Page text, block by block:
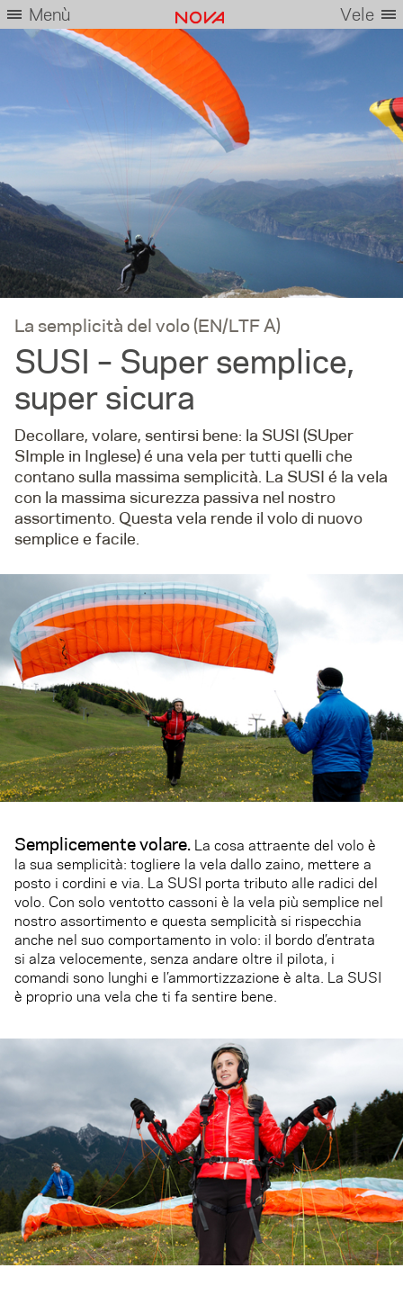
Menù Vele
La semplicità del volo (EN/LTF A)
SUSI – Super semplice,
super sicura
Decollare, volare, sentirsi bene: la SUSI (SUper
SImple in Inglese) é una vela per tutti quelli che
contano sulla massima semplicità. La SUSI é la vela
con la massima sicurezza passiva nel nostro
assortimento. Questa vela rende il volo di nuovo
semplice e facile.
Semplicemente volare. La cosa attraente del volo è
la sua semplicità: togliere la vela dallo zaino, mettere a
posto i cordini e via. La SUSI porta tributo alle radici del
volo. Con solo ventotto cassoni è la vela più semplice nel
nostro assortimento e questa semplicità si rispecchia
anche nel suo comportamento in volo: il bordo d’entrata
si alza velocemente, senza andare oltre il pilota, i
comandi sono lunghi e l’ammortizzazione è alta. La SUSI
è proprio una vela che ti fa sentire bene.